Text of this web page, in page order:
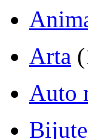
Arta
Auto